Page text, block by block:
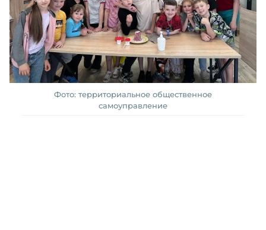
Фото: территориальное общественное
самоуправление